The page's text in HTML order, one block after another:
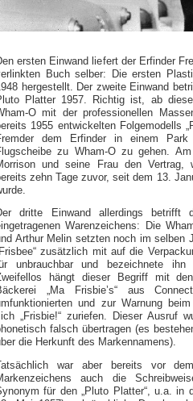
ersten Einwand liefert der Erfinder
Buch selber: Die ersten
hergestellt. Der zweite Einwand
Platter 1957. Richtig ist, ab
O mit der professionellen
1955 entwickelten Folgemodells
dem Erfinder in einem
zu Wham-O zu gehen.
und seine Frau den Vertrag,
zehn Tage zuvor, seit dem 13.
dritte Einwand allerdings betrifft
Warenzeichens: Die
Arthur Melin setzten noch im selben
zusätzlich mit auf die
unbrauchbar und bezeichnete ihn
hängt dieser Begriff mit
„Ma Frisbie’s“ aus
und zur Warnung beim
„Frisbie!“ zuriefen. Dieser Ausruf
falsch übertragen (es
die Herkunft des Markennamens).
war aber bereits vor
auch die
für den „Pluto Platter“, u.a. in